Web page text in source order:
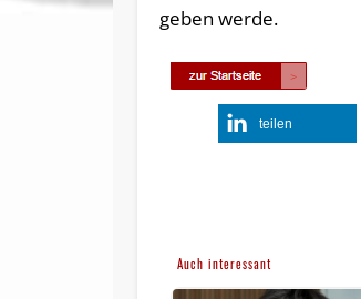
geben werde.
teilen
Auch interessant